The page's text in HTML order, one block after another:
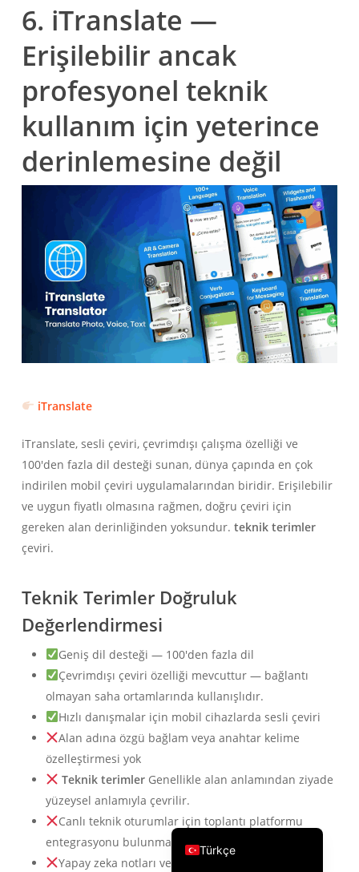
6. iTranslate —
Erişilebilir ancak
profesyonel teknik
kullanım için yeterince
derinlemesine değil
iTranslate
iTranslate, sesli çeviri, çevrimdışı çalışma özelliği ve
100'den fazla dil desteği sunan, dünya çapında en çok
indirilen mobil çeviri uygulamalarından biridir. Erişilebilir
ve uygun fiyatlı olmasına rağmen, doğru çeviri için
gereken alan derinliğinden yoksundur. teknik terimler
çeviri.
Teknik Terimler Doğruluk
Değerlendirmesi
Geniş dil desteği — 100'den fazla dil
Çevrimdışı çeviri özelliği mevcuttur — bağlantı
olmayan saha ortamlarında kullanışlıdır.
Hızlı danışmalar için mobil cihazlarda sesli çeviri
Alan adına özgü bağlam veya anahtar kelime
özelleştirmesi yok
Teknik terimlerGenellikle alan anlamından ziyade
yüzeysel anlamıyla çevrilir.
Canlı teknik oturumlar için toplantı platformu
entegrasyonu bulunmamaktadır.
Yapay zeka notları veya oturum dokümantasyonu
Türkçe
English
한국어
Русский
Français
繁體中文
Português do Brasil
العربية
हिन्दी
Polski
Українська